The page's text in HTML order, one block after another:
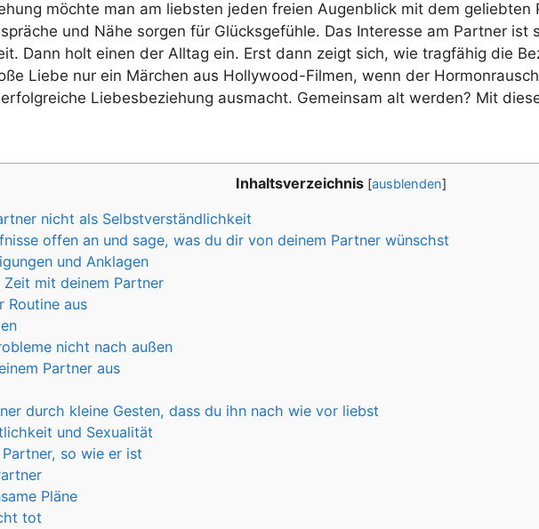
möchte man am liebsten jeden freien Augenblick mit dem
und Nähe sorgen für Glücksgefühle. Das Interesse am Partner ist
Dann holt einen der Alltag ein. Erst dann zeigt sich, wie tragfähig die
Liebe nur ein Märchen aus Hollywood-Filmen, wenn der
Liebesbeziehung ausmacht. Gemeinsam alt werden? Mit
Inhaltsverzeichnis [ausblenden]
nicht als Selbstverständlichkeit
offen an und sage, was du dir von deinem Partner wünschst
und Anklagen
mit deinem Partner
Routine aus
nicht nach außen
Partner aus
durch kleine Gesten, dass du ihn nach wie vor liebst
und Sexualität
so wie er ist
Pläne
tot